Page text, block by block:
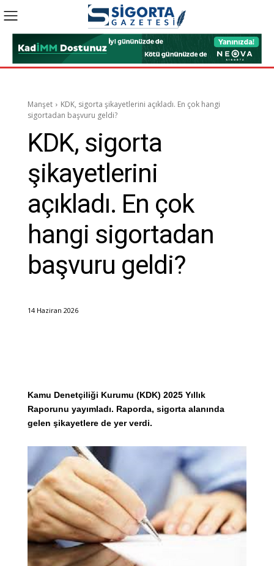
Manşet
KDK, sigorta şikayetlerini açıkladı. En çok hangi
sigortadan başvuru geldi?
KDK, sigorta
şikayetlerini
açıkladı. En çok
hangi sigortadan
başvuru geldi?
14 Haziran 2026
Kamu Denetçiliği Kurumu (KDK) 2025 Yıllık
Raporunu yayımladı. Raporda, sigorta alanında
gelen şikayetlere de yer verdi.